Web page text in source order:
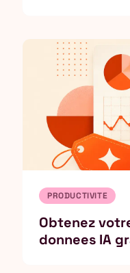
PRODUCTIVITE
Obtenez
donnees IA